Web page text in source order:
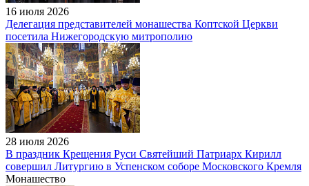
16 июля 2026
Делегация представителей монашества Коптской Церкви
посетила Нижегородскую митрополию
28 июля 2026
В праздник Крещения Руси Святейший Патриарх Кирилл
совершил Литургию в Успенском соборе Московского Кремля
Монашество